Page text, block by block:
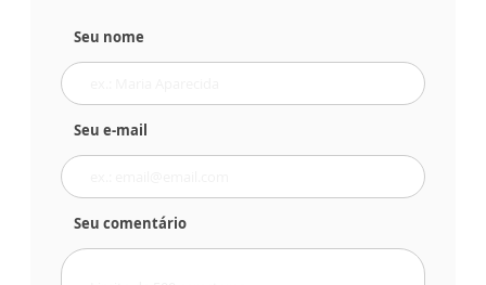
Seu nome
Seu e-mail
Seu comentário